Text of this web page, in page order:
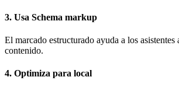
3. Usa Schema markup
El marcado estructurado ayuda a los asistentes
contenido.
4. Optimiza para local